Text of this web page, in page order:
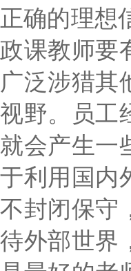
正确的理想
政课教师要
广泛涉猎其
视野。员工
就会产生一
于利用国内
不封闭保守
待外部世界